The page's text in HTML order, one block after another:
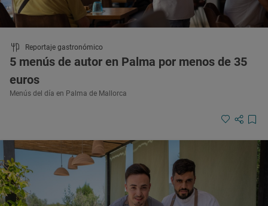
Reportaje gastronómico
5 menús de autor en Palma por menos de 35
euros
Menús del día en Palma de Mallorca